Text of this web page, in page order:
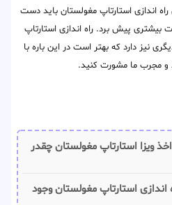
راه اندازی استارتاپ مغولستان باید دست
بیشتری پیش برد. راه اندازی استارتاپ
نیز دارد که بهتر است در این باره با
و مجرب ما مشورت کنید.
ویزا استارتاپ مغولستان چقدر
اندازی استارتاپ مغولستان وجود